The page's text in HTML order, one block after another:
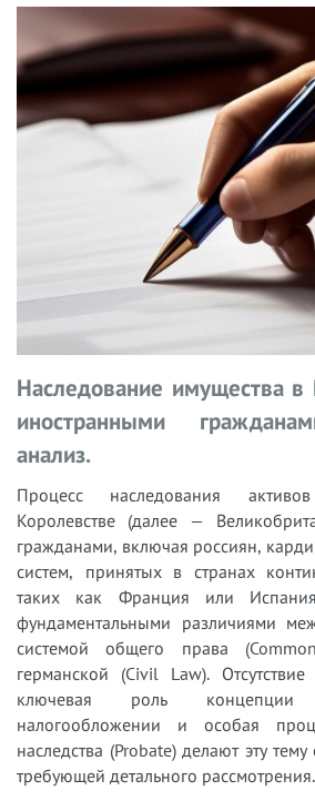
Наследование имущества в
иностранными
анализ.
Процесс наследования
Королевстве (далее —
гражданами, включая россиян,
систем, принятых в странах
таких как Франция или
фундаментальными различиями
системой общего права
германской (Civil Law).
ключевая роль
налогообложении и особая
наследства (Probate) делают эту
требующей детального рассмотрения.